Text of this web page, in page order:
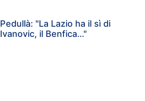
Pedullà: "La Lazio ha il sì di
Ivanovic, il Benfica…"